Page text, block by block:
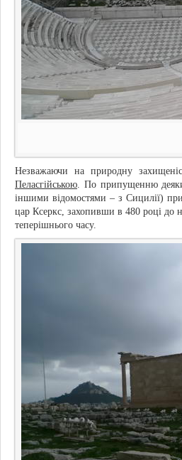
Незважаючи на природну
Пеласгійською. По припущенню
іншими відомостями – з Сицилії)
цар Ксеркс, захопивши в 480 році до
теперішнього часу.